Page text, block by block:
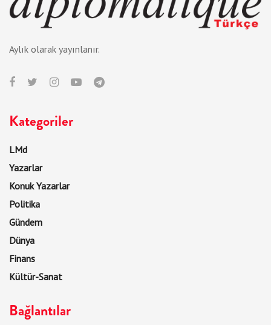
Aylık olarak yayınlanır.
Kategoriler
LMd
Yazarlar
Konuk Yazarlar
Politika
Gündem
Dünya
Finans
Kültür-Sanat
Bağlantılar